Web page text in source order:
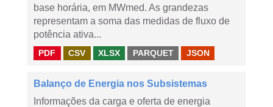
base horária, em MWmed. As grandezas
representam a soma das medidas de fluxo de
potência ativa...
PDF CSV XLSX PARQUET JSON
Balanço de Energia nos Subsistemas
Informações da carga e oferta de energia